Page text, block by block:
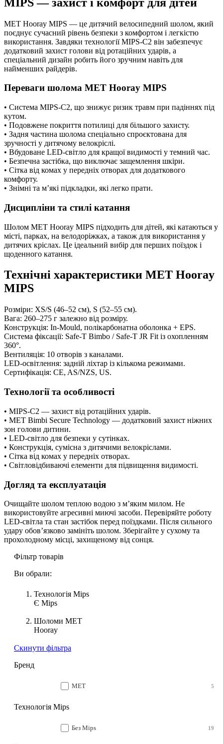
MET Hooray MIPS — це дитячий велосипедний шолом, який
поєднує сучасний рівень безпеки з комфортом і легкістю
використання. Завдяки технології MIPS-C2 він забезпечує
додатковий захист голови від ротаційних ударів, а
спеціальний дизайн робить його зручним навіть для
найменших райдерів.
Переваги шолома MET Hooray MIPS
• Система MIPS-C2, що знижує ризик травм при падіннях під
кутом.
• Подовжене покриття потилиці для більшого захисту.
• Задня частина шолома спеціально спроєктована для
зручності у дитячому велокріслі.
• Вбудоване LED-світло для кращої видимості у темний час.
• Безпечна застібка, що виключає защемлення шкіри.
• Сітка від комах у передніх отворах для додаткового
комфорту.
• Знімні та м’які підкладки, які легко прати.
Дисципліни та стилі катання
Шолом MET Hooray MIPS підходить для дітей, які катаються у
місті, парках, на велодоріжках, а також для використання у
дитячих кріслах. Це ідеальний вибір для перших поїздок і
щоденного катання.
Технічні характеристики MET Hooray
MIPS
Розміри: XS/S (46–52 см), S (52–55 см).
Вага: 260–275 г залежно від розміру.
Конструкція: In-Mould, полікарбонатна оболонка + EPS.
Система фіксації: Safe-T Bimbo / Safe-T JR Fit із охопленням
360°.
Вентиляція: 10 отворів з каналами.
LED-освітлення: задній ліхтар із кількома режимами.
Сертифікація: CE, AS/NZS, US.
Технології та особливості
• MIPS-C2 — захист від ротаційних ударів.
• MET Bimbi Secure Technology — додатковий захист ніжних
зон голови дитини.
• LED-світло для безпеки у сутінках.
• Конструкція, сумісна з дитячими велокріслами.
• Сітка від комах у передніх отворах.
• Світловідбиваючі елементи для підвищення видимості.
Догляд та експлуатація
Очищайте шолом теплою водою з м’яким милом. Не
використовуйте агресивні миючі засоби. Перевіряйте роботу
LED-світла та стан застібок перед поїздками. Після сильного
удару обов’язково замініть шолом. Зберігайте у сухому та
прохолодному місці, захищеному від сонця.
Фільтр товарів
Ви обрали:
Технологія Mips
Є Mips
Шоломи MET
Hooray
Cкинути фільтра
Бренд
MET 5
Технологія Mips
Без Mips 19